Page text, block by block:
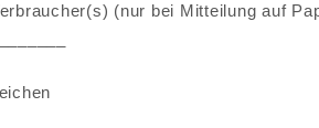
(nur bei Mitteilung auf